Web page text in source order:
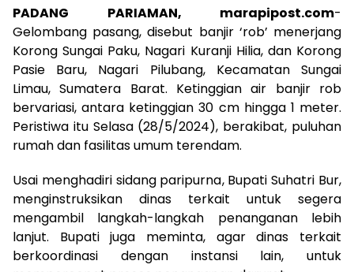
PADANG PARIAMAN, marapipost.com-
Gelombang pasang, disebut banjir ‘rob’ menerjang
Korong Sungai Paku, Nagari Kuranji Hilia, dan Korong
Pasie Baru, Nagari Pilubang, Kecamatan Sungai
Limau, Sumatera Barat. Ketinggian air banjir rob
bervariasi, antara ketinggian 30 cm hingga 1 meter.
Peristiwa itu Selasa (28/5/2024), berakibat, puluhan
rumah dan fasilitas umum terendam.
Usai menghadiri sidang paripurna, Bupati Suhatri Bur,
menginstruksikan dinas terkait untuk segera
mengambil langkah-langkah penanganan lebih
lanjut. Bupati juga meminta, agar dinas terkait
berkoordinasi dengan instansi lain, untuk